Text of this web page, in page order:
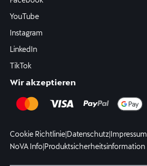
YouTube
Instagram
LinkedIn
TikTok
Wir akzeptieren
Cookie Richtlinie|Datenschutz|Impressum
NoVA Info|Produktsicherheitsinformation